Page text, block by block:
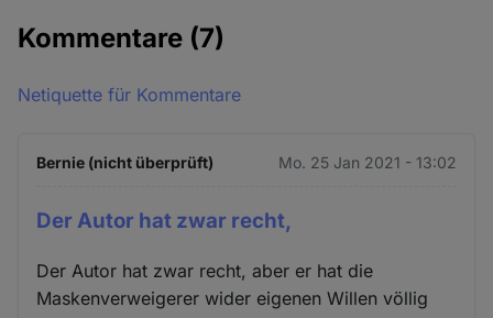
Kommentare (7)
Netiquette für Kommentare
Bernie (nicht überprüft) Mo. 25 Jan 2021 - 13:02
Der Autor hat zwar recht,
Der Autor hat zwar recht, aber er hat die
Maskenverweigerer wider eigenen Willen völlig